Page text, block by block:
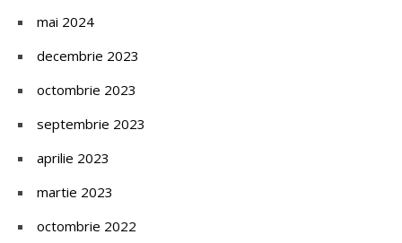
mai 2024
decembrie 2023
octombrie 2023
septembrie 2023
aprilie 2023
martie 2023
octombrie 2022